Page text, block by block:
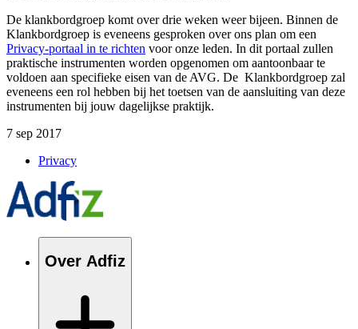
De klankbordgroep komt over drie weken weer bijeen. Binnen de
Klankbordgroep is eveneens gesproken over ons plan om een
Privacy-portaal in te richten voor onze leden. In dit portaal zullen
praktische instrumenten worden opgenomen om aantoonbaar te
voldoen aan specifieke eisen van de AVG. De Klankbordgroep zal
eveneens een rol hebben bij het toetsen van de aansluiting van deze
instrumenten bij jouw dagelijkse praktijk.
7 sep 2017
Privacy
Over Adfiz